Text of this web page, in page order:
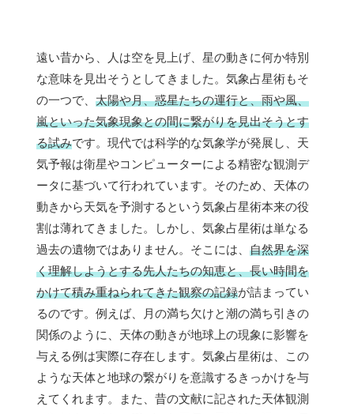
遠い昔から、人は空を見上げ、星の動きに何か特別
な意味を見出そうとしてきました。気象占星術もそ
の一つで、 太陽や月、惑星たちの運行と、雨や風、
嵐といった気象現象との間に繋がりを見出そうとす
る試みです。現代では科学的な気象学が発展し、天
気予報は衛星やコンピューターによる精密な観測デ
ータに基づいて行われています。そのため、天体の
動きから天気を予測するという気象占星術本来の役
割は薄れてきました。しかし、気象占星術は単なる
過去の遺物ではありません。そこには、 自然界を深
く理解しようとする先人たちの知恵と、長い時間を
かけて積み重ねられてきた観察の記録が詰まってい
るのです。例えば、月の満ち欠けと潮の満ち引きの
関係のように、天体の動きが地球上の現象に影響を
与える例は実際に存在します。気象占星術は、この
ような天体と地球の繋がりを意識するきっかけを与
えてくれます。また、昔の文献に記された天体観測